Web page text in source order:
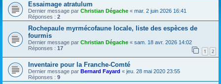
Essaimage atratulum
Dernier message par Christian Dégache « mar. 2 juin 2026 16:41
Réponses : 2
Rochepaule myrmécofaune locale, liste des espèces de
fourmis
Dernier message par Christian Dégache « sam. 18 avr. 2026 14:02
Réponses : 17 1 2
Inventaire pour la Franche-Comté
Dernier message par Bernard Fayard « jeu. 28 mai 2020 23:55
Réponses : 9